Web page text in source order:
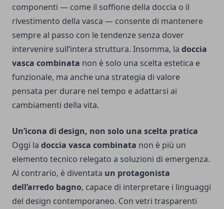
componenti — come il soffione della doccia o il
rivestimento della vasca — consente di mantenere
sempre al passo con le tendenze senza dover
intervenire sull’intera struttura. Insomma, la doccia
vasca combinata non è solo una scelta estetica e
funzionale, ma anche una strategia di valore
pensata per durare nel tempo e adattarsi ai
cambiamenti della vita.
Un’icona di design, non solo una scelta pratica
Oggi la doccia vasca combinata non è più un
elemento tecnico relegato a soluzioni di emergenza.
Al contrario, è diventata un protagonista
dell’arredo bagno, capace di interpretare i linguaggi
del design contemporaneo. Con vetri trasparenti